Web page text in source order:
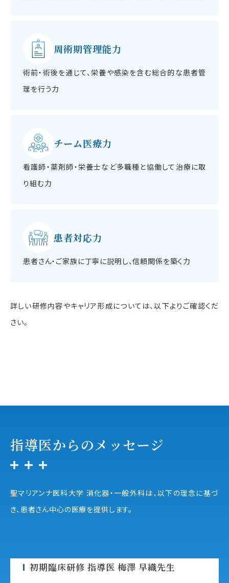
周術期管理能力
術前・術後を通じて、栄養や感染を含む総合的な患者管
理を行う力
チーム医療力
看護師・薬剤師・栄養士など多職種と協働して治療に取
り組む力
患者対応力
患者さん・ご家族に丁寧に説明し、信頼関係を築く力
詳しい研修内容やキャリア形成については、以下よりご確認くだ
さい。
指導医からのメッセージ
聖マリアンナ医科大学 消化器・一般外科は、以下の理念に基づ
き、患者さん中心の医療を提供します。
初期臨床研修 指導医 梅澤 早織先生